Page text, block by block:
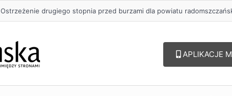
Ostrzeżenie drugiego stopnia przed burzami dla powiatu
APLIKACJE